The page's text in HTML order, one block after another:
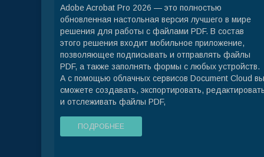
Adobe Acrobat Pro 2026 — это полностью
обновленная настольная версия лучшего в мире
решения для работы с файлами PDF. В состав
этого решения входит мобильное приложение,
позволяющее подписывать и отправлять файлы
PDF, а также заполнять формы с любых устройств.
А с помощью облачных сервисов Document Cloud вы
сможете создавать, экспортировать,
и отслеживать файлы PDF,
ПОДРОБНЕЕ